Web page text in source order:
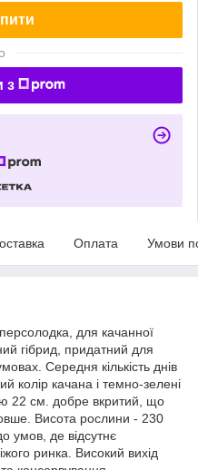
з
Оплата Умови
для качанної
гібрид, придатний для
Середня кількість днів
колір качана і темно-зелені
22 см. добре вкритий, що
Висота рослини - 230
умов, де відсутнє
ринка. Високий вихід